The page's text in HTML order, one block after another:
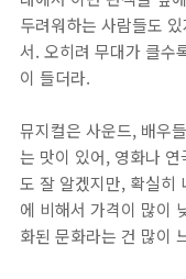
두려워하는 사람들도
서. 오히려 무대가 클수
이 들더라.
뮤지컬은 사운드, 배우
는 맛이 있어, 영화나
도 잘 알겠지만, 확실히
에 비해서 가격이 많이
화된 문화라는 건 많이